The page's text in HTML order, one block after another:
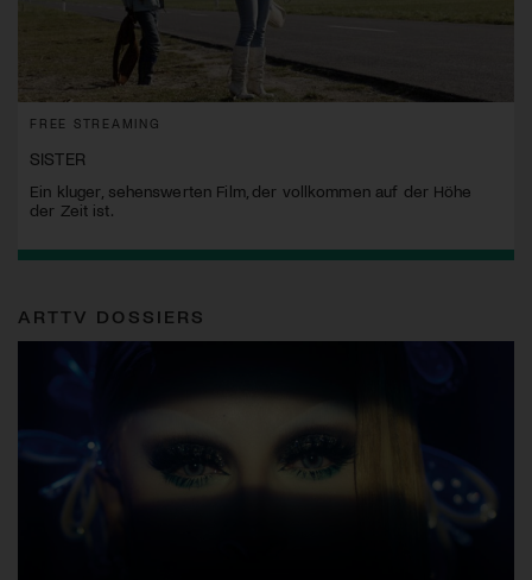
FREE STREAMING
SISTER
Ein kluger, sehenswerten Film, der vollkommen auf der Höhe
der Zeit ist.
ARTTV DOSSIERS